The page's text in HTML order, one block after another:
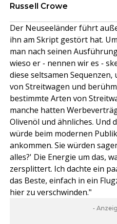
Russell Crowe
Der Neuseeländer führt
ihn am Skript gestört hat.
man nach seinen
wieso er - nennen wir es -
diese seltsamen
von Streitwagen und
bestimmte Arten von
manche hatten
Olivenöl und ähnliches. Und
würde beim modernen
ankommen. Sie würden
alles?' Die Energie um das,
zersplittert. Ich dachte ein
das Beste, einfach in ein
hier zu verschwinden."
-